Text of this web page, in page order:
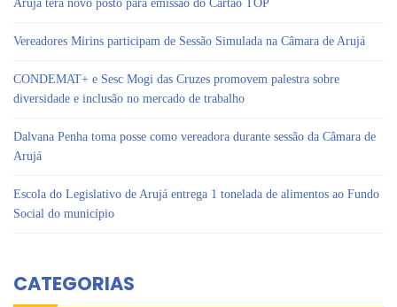
Arujá terá novo posto para emissão do Cartão TOP
Vereadores Mirins participam de Sessão Simulada na Câmara de Arujá
CONDEMAT+ e Sesc Mogi das Cruzes promovem palestra sobre
diversidade e inclusão no mercado de trabalho
Dalvana Penha toma posse como vereadora durante sessão da Câmara de
Arujá
Escola do Legislativo de Arujá entrega 1 tonelada de alimentos ao Fundo
Social do município
CATEGORIAS